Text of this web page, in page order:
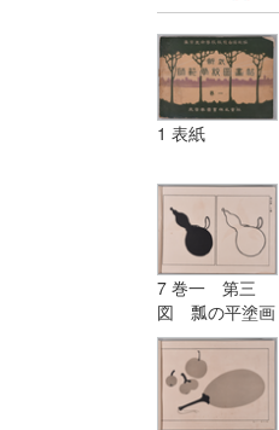
1 表紙
7 巻一 第三
図 瓢の平塗画
及び輪郭画